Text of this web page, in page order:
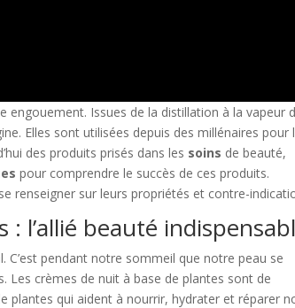
engouement. Issues de la distillation à la vapeur
Elles sont utilisées depuis des millénaires pour
des produits prisés dans les soins de beauté,
pour comprendre le succès de ces produits.
renseigner sur leurs propriétés et contre-
l’allié beauté
C’est pendant notre sommeil que notre peau se
Les crèmes de nuit à base de plantes sont de
plantes qui aident à nourrir, hydrater et réparer